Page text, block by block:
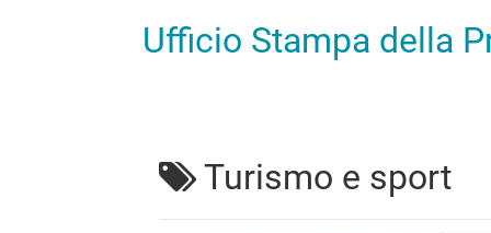
Ufficio Stampa della
Turismo e sport